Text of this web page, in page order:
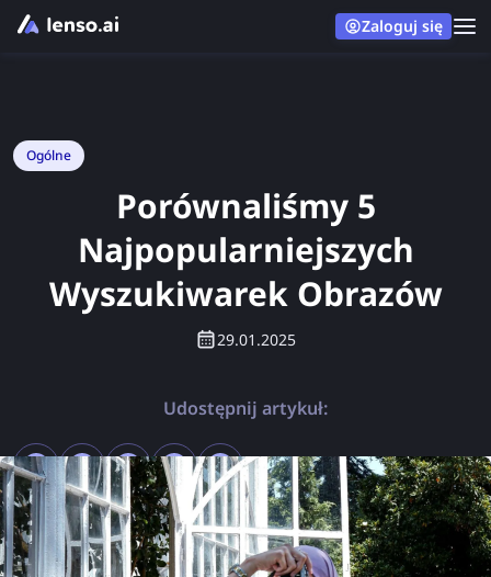
Zaloguj się
Ogólne
Porównaliśmy 5
Najpopularniejszych
Wyszukiwarek Obrazów
29.01.2025
Udostępnij artykuł: